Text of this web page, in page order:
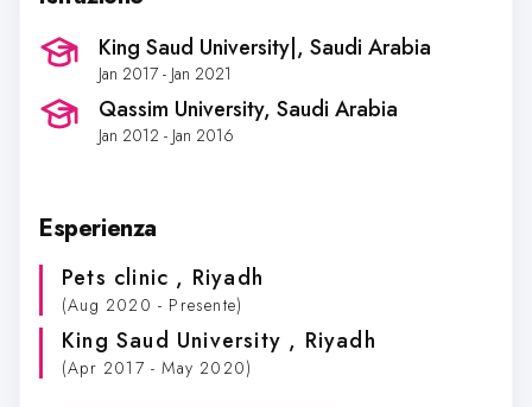
King Saud University|, Saudi Arabia
Jan 2017 - Jan 2021
Qassim University, Saudi Arabia
Jan 2012 - Jan 2016
Esperienza
Pets clinic , Riyadh
(Aug 2020 - Presente)
King Saud University , Riyadh
(Apr 2017 - May 2020)